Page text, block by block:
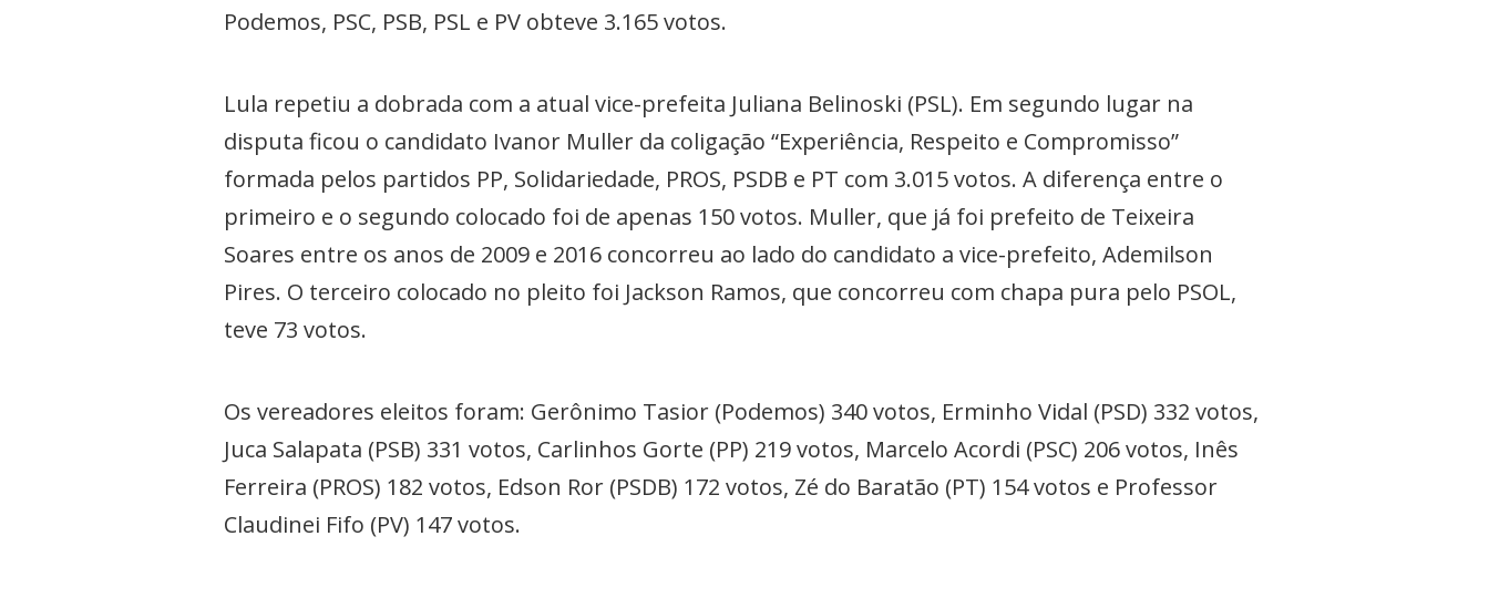
Podemos, PSC, PSB, PSL e PV obteve 3.165 votos.
Lula repetiu a dobrada com a atual vice-prefeita Juliana Belinoski (PSL). Em segundo lugar na
disputa ficou o candidato Ivanor Muller da coligação “Experiência, Respeito e Compromisso”
formada pelos partidos PP, Solidariedade, PROS, PSDB e PT com 3.015 votos. A diferença entre o
primeiro e o segundo colocado foi de apenas 150 votos. Muller, que já foi prefeito de Teixeira
Soares entre os anos de 2009 e 2016 concorreu ao lado do candidato a vice-prefeito, Ademilson
Pires. O terceiro colocado no pleito foi Jackson Ramos, que concorreu com chapa pura pelo PSOL,
teve 73 votos.
Os vereadores eleitos foram: Gerônimo Tasior (Podemos) 340 votos, Erminho Vidal (PSD) 332 votos,
Juca Salapata (PSB) 331 votos, Carlinhos Gorte (PP) 219 votos, Marcelo Acordi (PSC) 206 votos, Inês
Ferreira (PROS) 182 votos, Edson Ror (PSDB) 172 votos, Zé do Baratão (PT) 154 votos e Professor
Claudinei Fifo (PV) 147 votos.